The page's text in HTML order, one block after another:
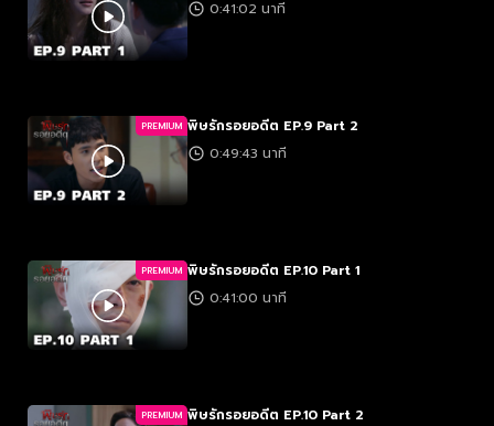
0:41:02 นาที
PREMIUM พิษรักรอยอดีต EP.9 Part 2
0:49:43 นาที
PREMIUM พิษรักรอยอดีต EP.10 Part 1
0:41:00 นาที
PREMIUM พิษรักรอยอดีต EP.10 Part 2